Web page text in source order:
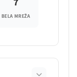
BELA MREŽA